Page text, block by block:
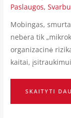
Paslaugos,Svarbu
Mobingas,
nebėra tik
organizacinė
kaitai,
SKAITYTI